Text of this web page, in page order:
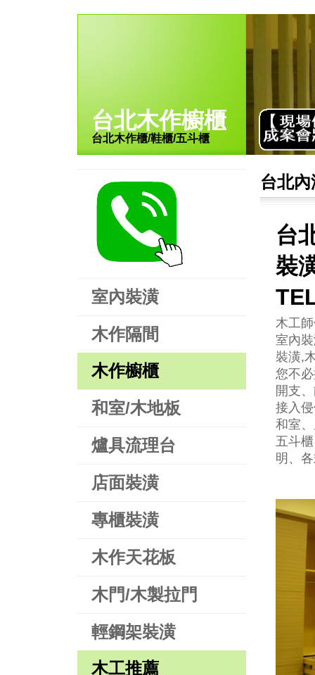
台北木作櫥櫃
台北木作櫃/鞋櫃/五斗櫃
室內裝潢
木作隔間
木作櫥櫃
和室/木地板
爐具流理台
店面裝潢
專櫃裝潢
木作天花板
木門/木製拉門
輕鋼架裝潢
木工推薦
台北
台
裝
木工
室內
裝潢,
您不
開支
接入
和室
五斗
明、